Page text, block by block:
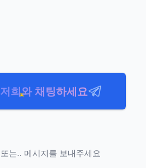
저희와 채팅하세요
또는.. 메시지를 보내주세요